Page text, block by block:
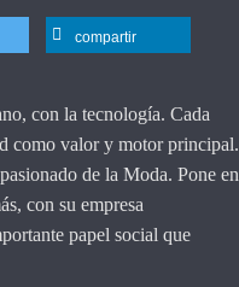
compartir
con la tecnología. Cada
como valor y motor principal.
de la Moda. Pone en
con su empresa
papel social que